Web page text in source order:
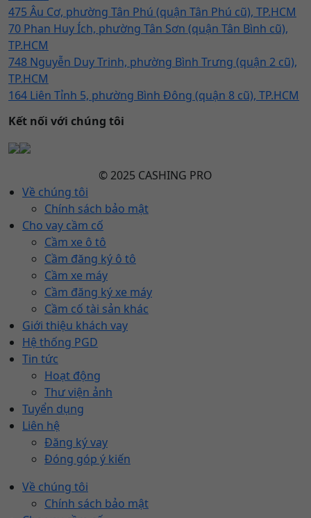
475 Âu Cơ, phường Tân Phú (quận Tân Phú cũ), TP.HCM
70 Phan Huy Ích, phường Tân Sơn (quận Tân Bình cũ),
TP.HCM
748 Nguyễn Duy Trinh, phường Bình Trưng (quận 2 cũ),
TP.HCM
164 Liên Tỉnh 5, phường Bình Đông (quận 8 cũ), TP.HCM
Kết nối với chúng tôi
© 2025 CASHING PRO
Về chúng tôi
Chính sách bảo mật
Cho vay cầm cố
Cầm xe ô tô
Cầm đăng ký ô tô
Cầm xe máy
Cầm đăng ký xe máy
Cầm cố tài sản khác
Giới thiệu khách vay
Hệ thống PGD
Tin tức
Hoạt động
Thư viện ảnh
Tuyển dụng
Liên hệ
Đăng ký vay
Đóng góp ý kiến
Về chúng tôi
Chính sách bảo mật